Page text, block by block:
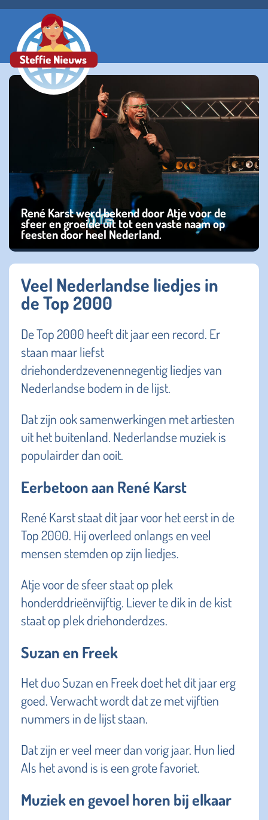
René Karst werd bekend door Atje voor de
sfeer en groeide uit tot een vaste naam op
feesten door heel Nederland.
Veel Nederlandse liedjes in
de Top 2000
De Top 2000 heeft dit jaar een record. Er
staan maar liefst
driehonderdzevenennegentig liedjes van
Nederlandse bodem in de lijst.
Dat zijn ook samenwerkingen met artiesten
uit het buitenland. Nederlandse muziek is
populairder dan ooit.
Eerbetoon aan René Karst
René Karst staat dit jaar voor het eerst in de
Top 2000. Hij overleed onlangs en veel
mensen stemden op zijn liedjes.
Atje voor de sfeer staat op plek
honderddrieënvijftig. Liever te dik in de kist
staat op plek driehonderdzes.
Suzan en Freek
Het duo Suzan en Freek doet het dit jaar erg
goed. Verwacht wordt dat ze met vijftien
nummers in de lijst staan.
Dat zijn er veel meer dan vorig jaar. Hun lied
Als het avond is is een grote favoriet.
Muziek en gevoel horen bij elkaar